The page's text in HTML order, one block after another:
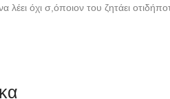
λέει όχι σ,όποιον του ζητάει